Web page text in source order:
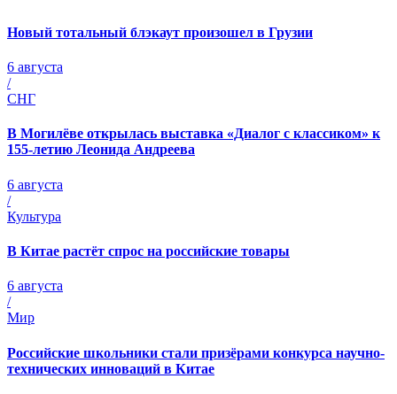
Новый тотальный блэкаут произошел в Грузии
6 августа
/
СНГ
В Могилёве открылась выставка «Диалог с классиком» к
155-летию Леонида Андреева
6 августа
/
Культура
В Китае растёт спрос на российские товары
6 августа
/
Мир
Российские школьники стали призёрами конкурса научно-
технических инноваций в Китае